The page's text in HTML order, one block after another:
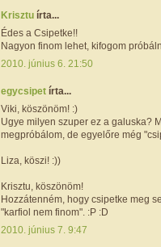
Krisztu írta...
Édes a Csipetke!!
Nagyon finom lehet, kifogom
2010. június 6. 21:50
egycsipet írta...
Viki, köszönöm! :)
Ugye milyen szuper ez a galuska?
megpróbálom, de egyelőre még
Liza, köszi! :))
Krisztu, köszönöm!
Hozzátenném, hogy csipetke meg
"karfiol nem finom". :P :D
2010. június 7. 9:47